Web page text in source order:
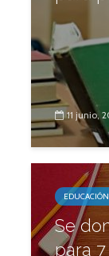
11 junio,
EDUCACIÓN
Se
para